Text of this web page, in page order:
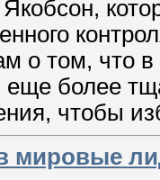
о том, что
еще более
чтобы
мировые